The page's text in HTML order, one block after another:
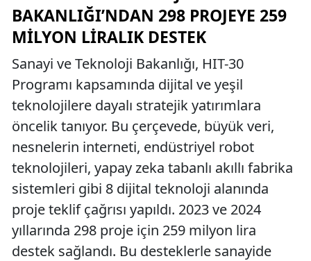
BAKANLIĞI’NDAN 298 PROJEYE 259
MILYON LIRALIK DESTEK
Sanayi ve Teknoloji Bakanlığı, HIT-30
Programı kapsamında dijital ve yeşil
teknolojilere dayalı stratejik yatırımlara
öncelik tanıyor. Bu çerçevede, büyük veri,
nesnelerin interneti, endüstriyel robot
teknolojileri, yapay zeka tabanlı akıllı fabrika
sistemleri gibi 8 dijital teknoloji alanında
proje teklif çağrısı yapıldı. 2023 ve 2024
yıllarında 298 proje için 259 milyon lira
destek sağlandı. Bu desteklerle sanayide